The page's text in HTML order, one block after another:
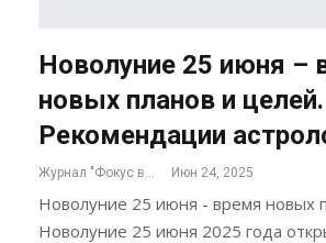
Новолуние 25 июня –
новых планов и целей.
Рекомендации
Июн 24, 2025
Новолуние 25 июня - время новых
Новолуние 25 июня 2025 года